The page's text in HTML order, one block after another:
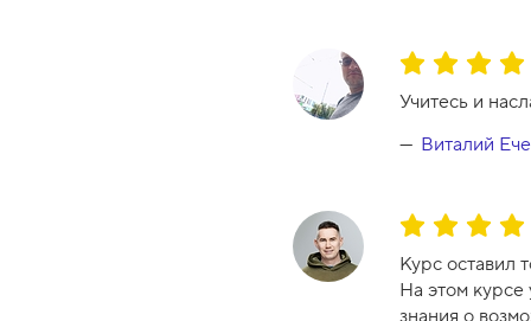
О
ц
е
н
к
р
с
Учитесь и
Виталий
О
ц
е
н
Курс оставил
На этом курсе